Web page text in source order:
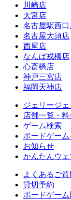
川崎店
大宮店
名古屋駅西口
名古屋大須店
西尾店
なんば戎橋店
心斎橋店
神戸三宮店
福岡天神店
ジェリージ
店舗一覧・料
ゲーム検索
ボードゲーム
お知らせ
かんたんウェ
よくあるご質
貸切予約
ボードゲーム